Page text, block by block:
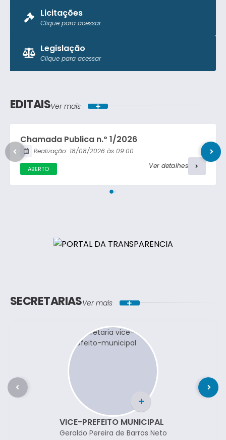
Licitações
Clique para acessar
Tomada de Preço
Carta Convite
Legislação
Clique para acessar
Lei Ordinária
Portaria
EDITAISVer mais
Chamada Publica n.º 1/2026
ABERTO
Realização: 18/08/2026
09:00
Ver detalhes
SECRETARIASVer mais
VICE-PREFEITO MUNICIPAL
Geraldo Pereira de Barros Neto